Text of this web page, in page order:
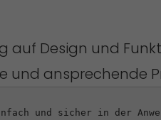
auf Design und
und ansprechende
und sicher in der